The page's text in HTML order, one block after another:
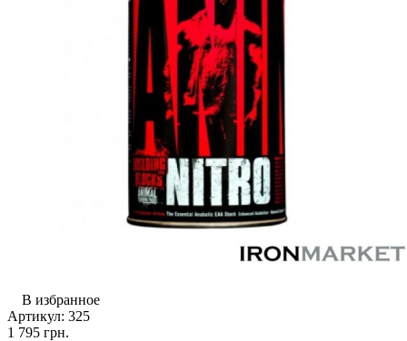
В избранное
Артикул: 325
1 795 грн.